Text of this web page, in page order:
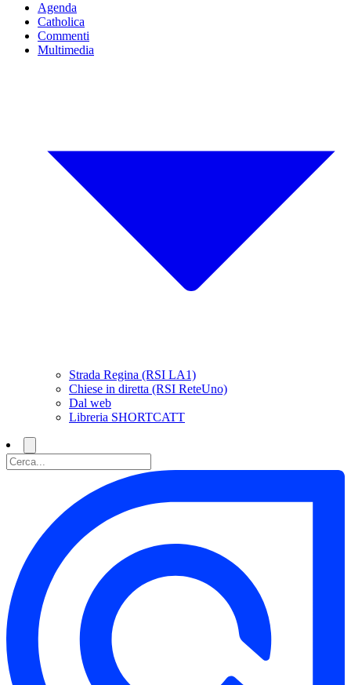
Agenda
Catholica
Commenti
Multimedia
Strada Regina (RSI LA1)
Chiese in diretta (RSI ReteUno)
Dal web
Libreria SHORTCATT